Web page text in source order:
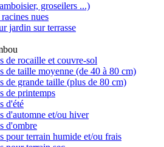
groseilers ...)
nues
jardin sur terrasse
de rocaille et couvre-sol
de taille moyenne (de 40 à 80 cm)
de grande taille (plus de 80 cm)
de printemps
d'été
d'automne et/ou hiver
d'ombre
pour terrain humide et/ou frais